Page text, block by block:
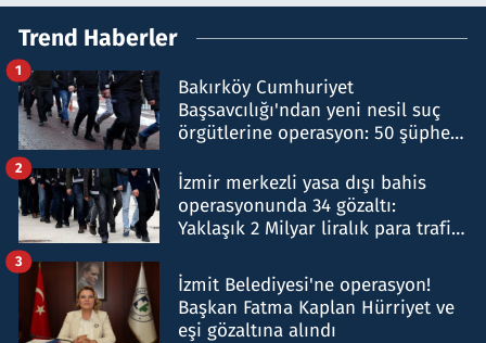
Trend Haberler
Bakırköy Cumhuriyet
Başsavcılığı'ndan yeni nesil suç
örgütlerine operasyon: 50 şüpheli
1
İzmir merkezli yasa dışı bahis
operasyonunda 34 gözaltı:
Yaklaşık 2 Milyar liralık para trafiği
2
İzmit Belediyesi'ne operasyon!
Başkan Fatma Kaplan Hürriyet ve
eşi gözaltına alındı
3